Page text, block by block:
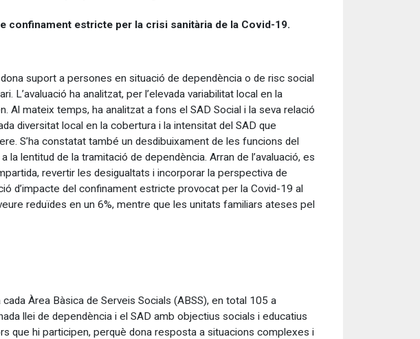
confinament estricte per la crisi sanitària de la Covid-19.
suport a persones en situació de dependència o de risc social
L’avaluació ha analitzat, per l’elevada variabilitat local en la
Al mateix temps, ha analitzat a fons el SAD Social i la seva relació
diversitat local en la cobertura i la intensitat del SAD que
S’ha constatat també un desdibuixament de les funcions del
la lentitud de la tramitació de dependència. Arran de l’avaluació, es
revertir les desigualtats i incorporar la perspectiva de
d’impacte del confinament estricte provocat per la Covid-19 al
reduïdes en un 6%, mentre que les unitats familiars ateses pel
Àrea Bàsica de Serveis Socials (ABSS), en total 105 a
llei de dependència i el SAD amb objectius socials i educatius
que hi participen, perquè dona resposta a situacions complexes i